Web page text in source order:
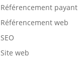
Référencement payant
Référencement web
SEO
Site web